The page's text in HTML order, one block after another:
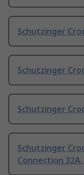
Schutzinger
Schutzinger
Schutzinger
Schutzinger
Connection 32A,